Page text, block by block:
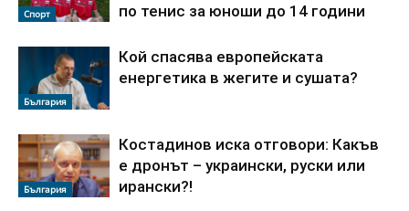
Спорт
по тенис за юноши до 14 години
България
Кой спасява европейската
енергетика в жегите и сушата?
България
Костадинов иска отговори: Какъв
е дронът – украински, руски или
ирански?!